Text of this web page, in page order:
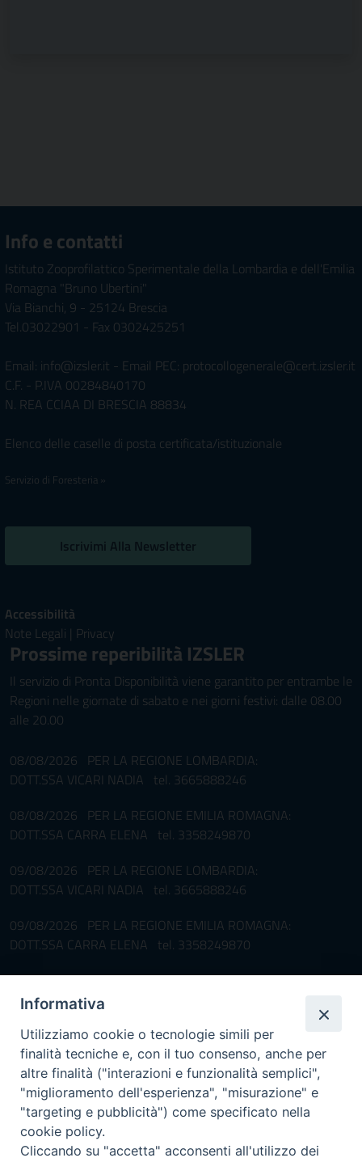
Info e contatti
Istituto Zooprofilattico Sperimentale della Lombardia e dell'Emilia
Romagna "Bruno Ubertini"
Via Bianchi, 9 - 25124 Brescia
Tel.03022901 - Fax 0302425251
Email: info@izsler.it - Email PEC: protocollogenerale@cert.izsler.it
C.F. - P.IVA 00284840170
N. REA CCIAA DI BRESCIA 88834
Elenco delle caselle di posta certificata/istituzionale
Servizio di Foresteria »
Iscrivimi Alla Newsletter
Accessibilità
Note Legali | Privacy
Prossime reperibilità IZSLER
Il servizio di Pronta Disponibilità viene garantito per entrambe le
Regioni nelle giornate di sabato e nei giorni festivi: dalle 08.00
alle 20.00
08/08/2026 PER LA REGIONE LOMBARDIA:
DOTT.SSA VICARI NADIA tel. 3665888246
08/08/2026 PER LA REGIONE EMILIA ROMAGNA:
DOTT.SSA CARRA ELENA tel. 3358249870
09/08/2026 PER LA REGIONE LOMBARDIA:
DOTT.SSA VICARI NADIA tel. 3665888246
09/08/2026 PER LA REGIONE EMILIA ROMAGNA:
DOTT.SSA CARRA ELENA tel. 3358249870
Il servizio di Pronta Disponibilità viene garantito per entrambe le
Regioni nelle giornate di sabato e nei giorni festivi: dalle 08.00
alle 20.00
Accompagnare il campione con la scheda di segnalazione caso
(Link alla Circolare)e la relativa modulistica
Per l'Emilia-Romagna :
Informativa
Utilizziamo cookie o tecnologie simili per
finalità tecniche e, con il tuo consenso, anche per
altre finalità ("interazioni e funzionalità semplici",
"miglioramento dell'esperienza", "misurazione" e
"targeting e pubblicità") come specificato nella
cookie policy.
Cliccando su "accetta" acconsenti all'utilizzo dei